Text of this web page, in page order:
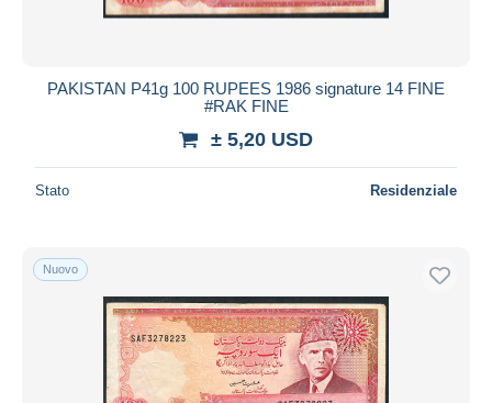
PAKISTAN P41g 100 RUPEES 1986 signature 14 FINE
#RAK FINE
± 5,20 USD
Stato Residenziale
Nuovo